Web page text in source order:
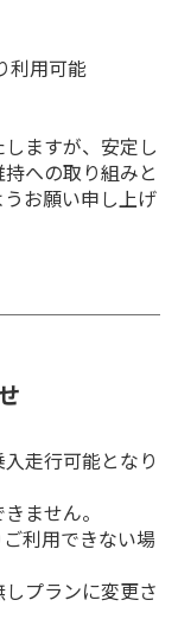
用可能
ますが、安定し
への取り組みと
お願い申し上げ
走行可能となり
ません。
利用できない場
プランに変更さ